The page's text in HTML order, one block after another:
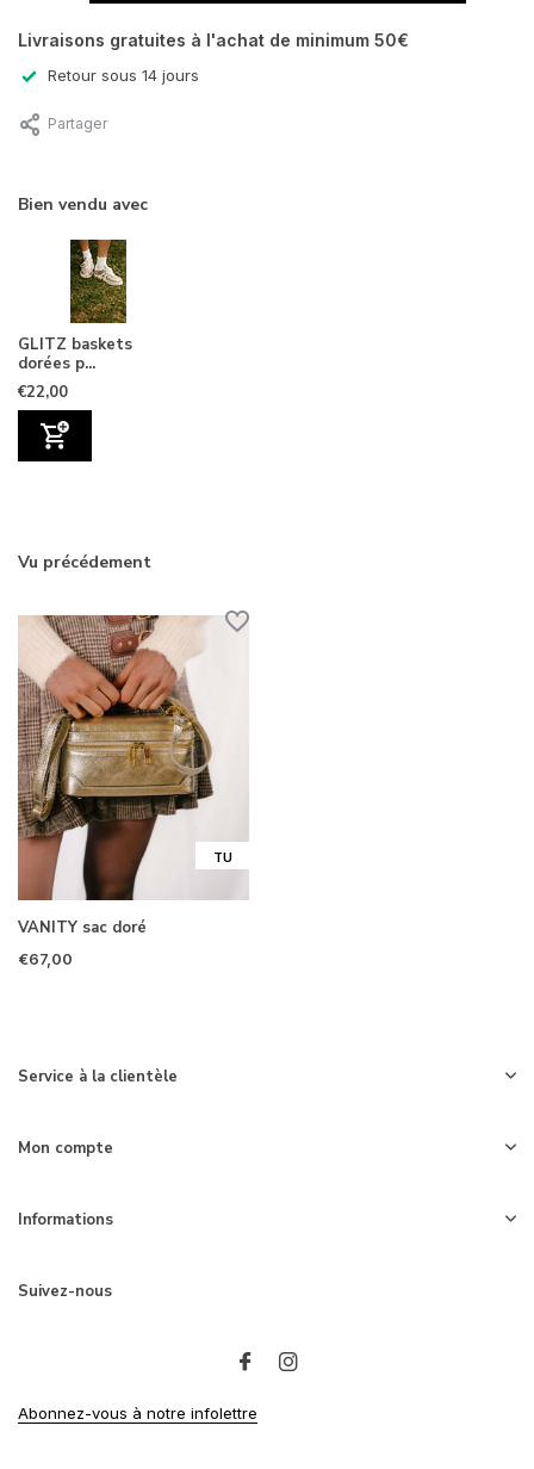
Livraisons gratuites à l'achat de minimum 50€
Retour sous 14 jours
Partager
Bien vendu avec
GLITZ baskets
dorées p...
€22,00
Vu précédement
TU
VANITY sac doré
€67,00
Service à la clientèle
Mon compte
Informations
Suivez-nous
Abonnez-vous à notre infolettre